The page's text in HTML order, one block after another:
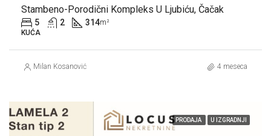
Stambeno-Porodični Kompleks U Ljubiću, Čačak
5 2 314m²
KUĆA
Milan Kosanović 4 meseca
PRODAJA U IZGRADNJI